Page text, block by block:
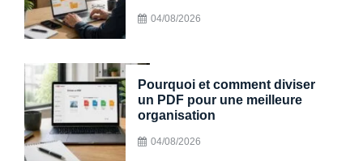
04/08/2026
Pourquoi et comment diviser
un PDF pour une meilleure
organisation
04/08/2026